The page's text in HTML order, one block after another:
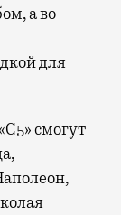
а во
для
смогут